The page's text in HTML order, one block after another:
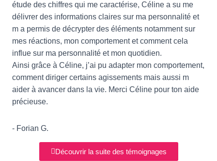
étude des chiffres qui me caractérise, Céline a su me
délivrer des informations claires sur ma personnalité et
m a permis de décrypter des éléments notamment sur
mes réactions, mon comportement et comment cela
influe sur ma personnalité et mon quotidien.
Ainsi grâce à Céline, j’ai pu adapter mon comportement,
comment diriger certains agissements mais aussi m
aider à avancer dans la vie. Merci Céline pour ton aide
précieuse.
- Forian G.
Découvrir la suite des témoignages